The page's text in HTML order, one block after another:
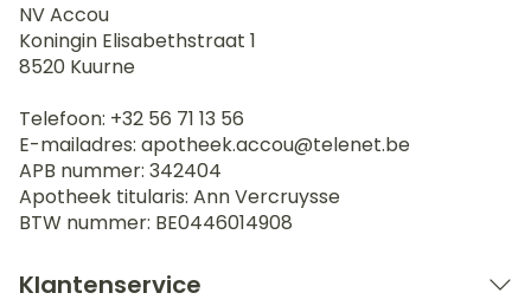
NV Accou
Koningin Elisabethstraat 1
8520 Kuurne
Telefoon: +32 56 71 13 56
E-mailadres: apotheek.accou@telenet.be
APB nummer: 342404
Apotheek titularis: Ann Vercruysse
BTW nummer: BE0446014908
Klantenservice